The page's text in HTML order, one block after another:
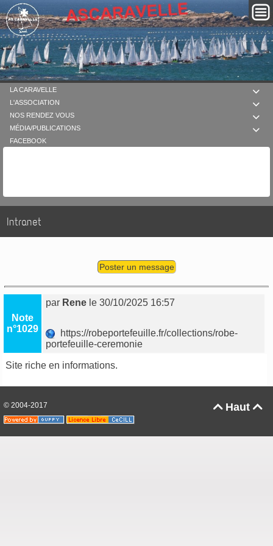

LA CARAVELLE

L'ASSOCIATION

NOS RENDEZ VOUS

MÉDIA/PUBLICATIONS
FACEBOOK
Intranet
Poster un message
Note
n°1029
par Rene le 30/10/2025 16:57
https://robeportefeuille.fr/collections/robe-
portefeuille-ceremonie
Site riche en informations.
Haut 
© 2004-2017